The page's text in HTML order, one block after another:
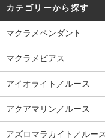
カテゴリーから探す
マクラメペンダント
マクラメピアス
アイオライト／ルース
アクアマリン／ルース
アズロマラカイト／ルース